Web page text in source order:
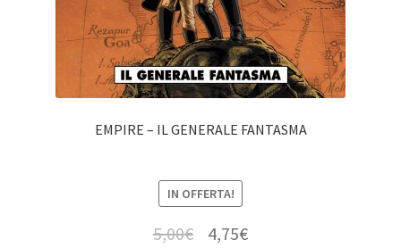
EMPIRE – IL GENERALE FANTASMA
IN OFFERTA!
5,00€ 4,75€